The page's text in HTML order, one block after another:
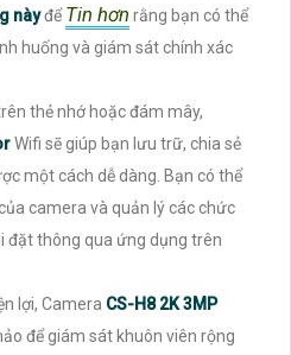
nàyđểTin hơn rằng bạn có thể
huống và giám sát chính xác
thẻ nhớ hoặc đám mây,
Wifi sẽ giúp bạn lưu trữ, chia sẻ
một cách dễ dàng. Bạn có thể
camera và quản lý các chức
đặt thông qua ứng dụng trên
lợi, Camera CS-H8 2K 3MP
để giám sát khuôn viên rộng